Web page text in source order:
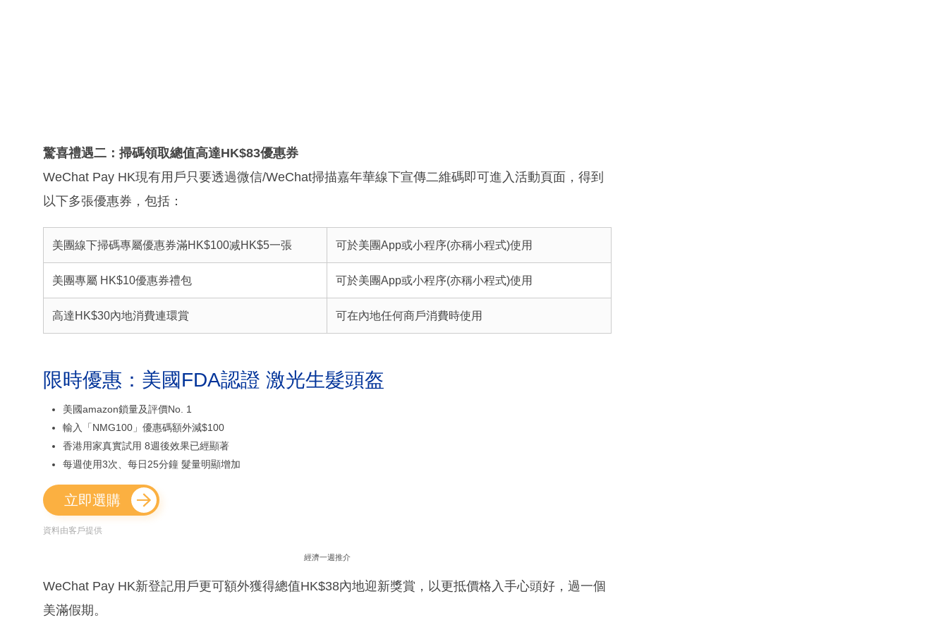
驚喜禮遇二：掃碼領取總值高達HK$83優惠券
WeChat Pay HK現有用戶只要透過微信/WeChat掃描嘉年華線下宣傳二維碼即可進入活動頁面，得到
以下多張優惠券，包括：
美團線下掃碼專屬優惠券滿HK$100减HK$5一張 可於美團App或小程序(亦稱小程式)使用
美團專屬 HK$10優惠券禮包 可於美團App或小程序(亦稱小程式)使用
高達HK$30內地消費連環賞 可在內地任何商戶消費時使用
限時優惠：美國FDA認證 激光生髮頭盔
美國amazon鎖量及評價No. 1
輸入「NMG100」優惠碼額外減$100
香港用家真實試用 8週後效果已經顯著
每週使用3次、每日25分鐘 髮量明顯增加
立即選購
資料由客戶提供
經濟一週推介
WeChat Pay HK新登記用戶更可額外獲得總值HK$38內地迎新獎賞，以更抵價格入手心頭好，過一個
美滿假期。